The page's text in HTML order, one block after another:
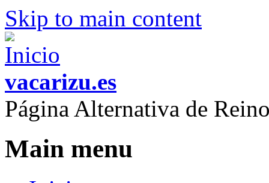
Skip to main content
vacarizu.es
Página Alternativa de
Main menu